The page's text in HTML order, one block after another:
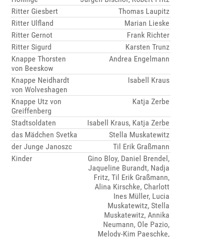
Ritter Giesbert
Thomas Laupitz
Ritter Ulfland
Marian Lieske
Ritter Gernot
Frank Richter
Ritter Sigurd
Karsten Trunz
Knappe Thorsten
von Beeskow
Andrea Engelmann
Knappe Neidhardt
von Wolveshagen
Isabell Kraus
Knappe Utz von
Greiffenberg
Katja Zerbe
Stadtsoldaten
Isabell Kraus, Katja Zerbe
das Mädchen Svetka
Stella Muskatewitz
der Junge Janoszc
Til Erik Graßmann
Kinder
Gino Bloy, Daniel Brendel,
Jaqueline Burandt, Nadja
Fritz, Til Erik Graßmann,
Alina Kirschke, Charlott
Ines Müller, Lucia
Muskatewitz, Stella
Muskatewitz, Annika
Neumann, Ole Pazio,
Melody-Kim Paeschke,